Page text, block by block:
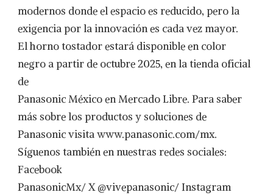
modernos donde el espacio es reducido, pero la
exigencia por la innovación es cada vez mayor.
El horno tostador estará disponible en color
negro a partir de octubre 2025, en la tienda oficial
de
Panasonic México en Mercado Libre. Para saber
más sobre los productos y soluciones de
Panasonic visita www.panasonic.com/mx.
Síguenos también en nuestras redes sociales:
Facebook
PanasonicMx/ X @vivepanasonic/ Instagram